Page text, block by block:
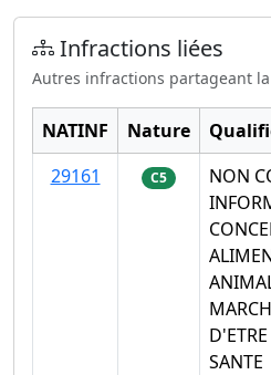
Infractions liées
Autres infractions partageant
NATINF Nature
29161
C5
NON
SANTE